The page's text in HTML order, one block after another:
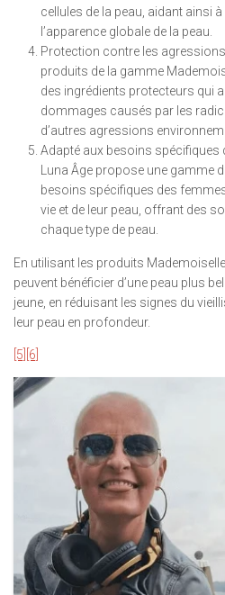
cellules de la peau, aidant ainsi
l’apparence globale de la peau.
Protection contre les
produits de la gamme
des ingrédients protecteurs qui
dommages causés par les
d’autres agressions
Adapté aux besoins
Luna Âge propose une gamme
besoins spécifiques des
vie et de leur peau, offrant des
chaque type de peau.
En utilisant les produits
peuvent bénéficier d’une peau plus
jeune, en réduisant les signes du
leur peau en profondeur.
[5] [6]